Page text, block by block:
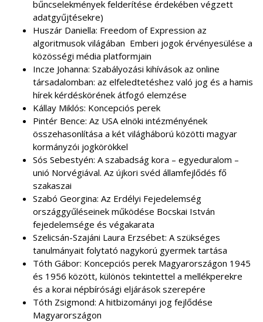
bűncselekmények felderítése érdekében végzett
adatgyűjtésekre)
Huszár Daniella: Freedom of Expression az
algoritmusok világában Emberi jogok érvényesülése a
közösségi média platformjain
Incze Johanna: Szabályozási kihívások az online
társadalomban: az elfeledtetéshez való jog és a hamis
hírek kérdéskörének átfogó elemzése
Kállay Miklós: Koncepciós perek
Pintér Bence: Az USA elnöki intézményének
összehasonlítása a két világháború közötti magyar
kormányzói jogkörökkel
Sós Sebestyén: A szabadság kora – egyeduralom –
unió Norvégiával. Az újkori svéd államfejlődés fő
szakaszai
Szabó Georgina: Az Erdélyi Fejedelemség
országgyűléseinek működése Bocskai István
fejedelemsége és végakarata
Szelicsán-Szajáni Laura Erzsébet: A szükséges
tanulmányait folytató nagykorú gyermek tartása
Tóth Gábor: Koncepciós perek Magyarországon 1945
és 1956 között, különös tekintettel a mellékperekre
és a korai népbírósági eljárások szerepére
Tóth Zsigmond: A hitbizományi jog fejlődése
Magyarországon